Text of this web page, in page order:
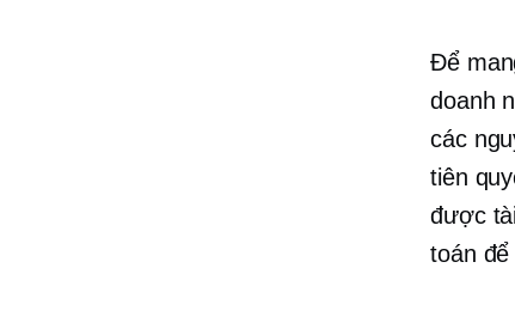
Để
doanh
các
tiên
được
toán